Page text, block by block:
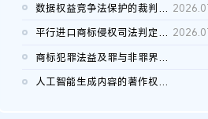
数据权益竞争法保护的裁判路径构建
平行进口商标侵权司法判定规则的困境与纾解
商标犯罪法益及罪与非罪界限研究
人工智能生成内容的著作权司法认定：演进逻辑、现实困境与规则建...